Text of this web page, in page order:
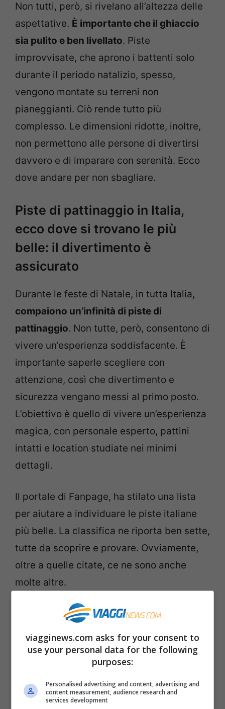
Non tutti, però, si rivelano all’altezza delle
aspettative. È importante che il ghiaccio
sia pulito e ben livellato. Piste
improvvisate, che aprono i battenti solo
durante il periodo natalizio, spesso,
vengono montate su terreni non
pianeggianti. Ciò rende tutto più
complesso. Le dimensioni ridotte, inoltre,
non permettono alle persone di divertirsi
davvero e di imparare con serenità. Ecco
dove andare per non sbagliare.
Piste di pattinaggio in Italia,
ecco dove si trovano le più
belle: il divertimento è
assicurato
Durante le feste di Natale, in tutta Italia,
compaiono un’infinità di piste di
pattinaggio. Non tutte, però, consentono di
vivere un’esperienza soddisfacente. È
importante saperle scegliere con
attenzione, così che divertimento e
sicurezza vengano messi al primo posto.
L’obiettivo è quello di vivere un’esperienza
magica, con personale esperto, pattini
intatti e location studiate nei minimi
dettagli.
Il portale di Fanpage, ha stilato una lista
per aiutare a individuare le piste italiane
più belle. La classifica ne riporta ben sette,
tutte da scoprire e provare. Ovviamente,
oltre a quelle citate, ce ne sono anche
molte altre.
viagginews.com asks for your consent to
use your personal data for the following
purposes:
Personalised advertising and content, advertising and
content measurement, audience research and
services development